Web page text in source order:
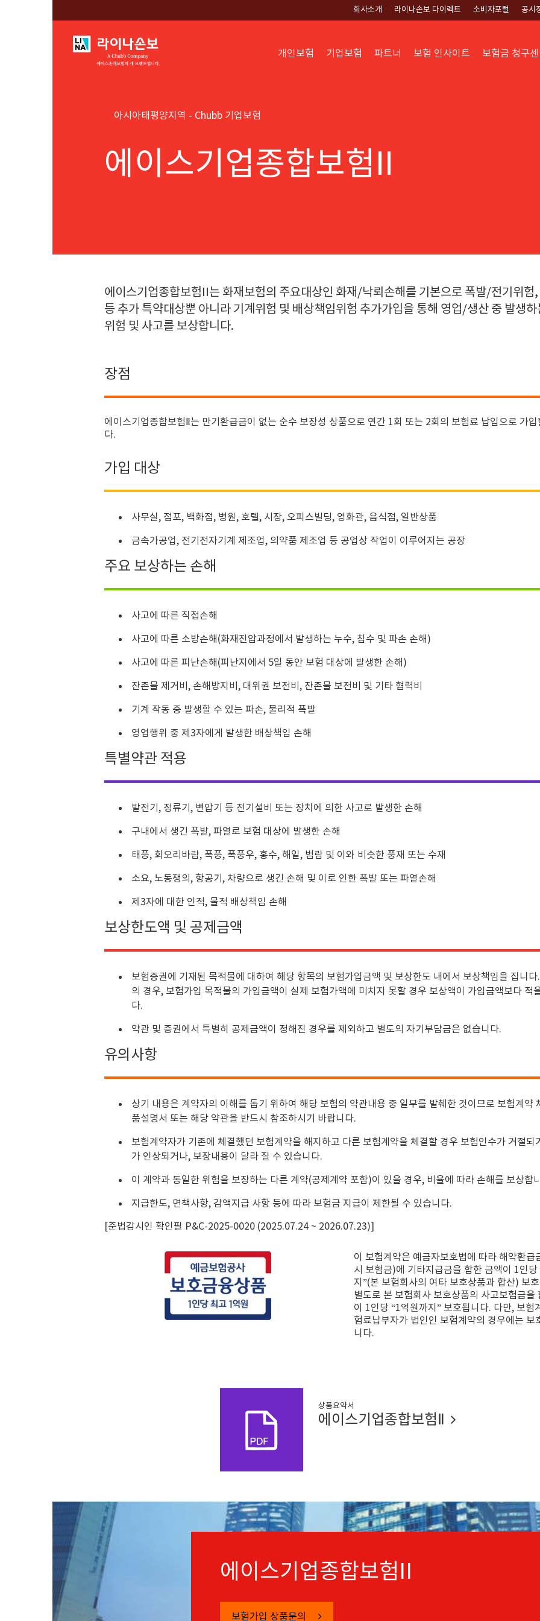
회사소개 라이나손보 다이렉트 소비자포털 공시
개인보험 기업보험 파트너 보험 인사이트 보험금 청구센
아시아태평양지역 - Chubb 기업보험
에이스기업종합보험II
에이스기업종합보험II는 화재보험의 주요대상인 화재/낙뢰손해를 기본으로 폭발/전기위험,
등 추가 특약대상뿐 아니라 기계위험 및 배상책임위험 추가가입을 통해 영업/생산 중 발생
위험 및 사고를 보상합니다.
장점
에이스기업종합보험Ⅱ는 만기환급금이 없는 순수 보장성 상품으로 연간 1회 또는 2회의 보험료 납입으로 가입
다.
가입 대상
사무실, 점포, 백화점, 병원, 호텔, 시장, 오피스빌딩, 영화관, 음식점, 일반상품
금속가공업, 전기전자기계 제조업, 의약품 제조업 등 공업상 작업이 이루어지는 공장
주요 보상하는 손해
사고에 따른 직접손해
사고에 따른 소방손해(화재진압과정에서 발생하는 누수, 침수 및 파손 손해)
사고에 따른 피난손해(피난지에서 5일 동안 보험 대상에 발생한 손해)
잔존물 제거비, 손해방지비, 대위권 보전비, 잔존물 보전비 및 기타 협력비
기계 작동 중 발생할 수 있는 파손, 물리적 폭발
영업행위 중 제3자에게 발생한 배상책임 손해
특별약관 적용
발전기, 정류기, 변압기 등 전기설비 또는 장치에 의한 사고로 발생한 손해
구내에서 생긴 폭발, 파열로 보험 대상에 발생한 손해
태풍, 회오리바람, 폭풍, 폭풍우, 홍수, 해일, 범람 및 이와 비슷한 풍재 또는 수재
소요, 노동쟁의, 항공기, 차량으로 생긴 손해 및 이로 인한 폭발 또는 파열손해
제3자에 대한 인적, 물적 배상책임 손해
보상한도액 및 공제금액
보험증권에 기재된 목적물에 대하여 해당 항목의 보험가입금액 및 보상한도 내에서 보상책임을 집니다
의 경우, 보험가입 목적물의 가입금액이 실제 보험가액에 미치지 못할 경우 보상액이 가입금액보다 적
다.
약관 및 증권에서 특별히 공제금액이 정해진 경우를 제외하고 별도의 자기부담금은 없습니다.
유의사항
상기 내용은 계약자의 이해를 돕기 위하여 해당 보험의 약관내용 중 일부를 발췌한 것이므로 보험계약
품설명서 또는 해당 약관을 반드시 참조하시기 바랍니다.
보험계약자가 기존에 체결했던 보험계약을 해지하고 다른 보험계약을 체결할 경우 보험인수가 거절되
가 인상되거나, 보장내용이 달라 질 수 있습니다.
이 계약과 동일한 위험을 보장하는 다른 계약(공제계약 포함)이 있을 경우, 비율에 따라 손해를 보상합
지급한도, 면책사항, 감액지급 사항 등에 따라 보험금 지급이 제한될 수 있습니다.
[준법감시인 확인필 P&C-2025-0020 (2025.07.24 ~ 2026.07.23)]
이 보험계약은 예금자보호법에 따라 해약환급
시 보험금)에 기타지급금을 합한 금액이 1인당
지”(본 보험회사의 여타 보호상품과 합산) 보
별도로 본 보험회사 보호상품의 사고보험금을
이 1인당 “1억원까지” 보호됩니다. 다만, 보험
험료납부자가 법인인 보험계약의 경우에는 보
니다.
상품요약서
에이스기업종합보험Ⅱ
에이스기업종합보험II
보험가입 상품문의